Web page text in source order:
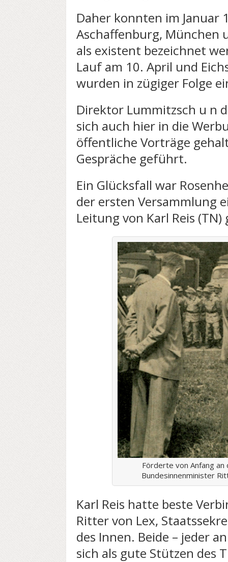
Daher konnten im Januar
Aschaffenburg, München
als existent bezeichnet
Lauf am 10. April und
wurden in zügiger Folge
Direktor Lummitzsch u n
sich auch hier in die
öffentliche Vorträge
Gespräche geführt.
Ein Glücksfall war
der ersten Versammlung
Leitung von Karl Reis
Förderte von Anfang an
Bundesinnenminister
Karl Reis hatte beste
Ritter von Lex,
des Innen. Beide – jeder
sich als gute Stützen des